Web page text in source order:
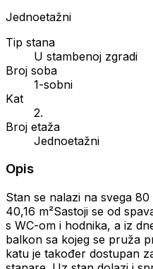
Jednoetažni
Tip stana
U stambenoj zgradi
Broj soba
1-sobni
Kat
2.
Broj etaža
Jednoetažni
Opis
Stan se nalazi na svega
40,16 m²Sastoji se od
s WC-om i hodnika, a iz
balkon sa kojeg se pruža
katu je također dostupan